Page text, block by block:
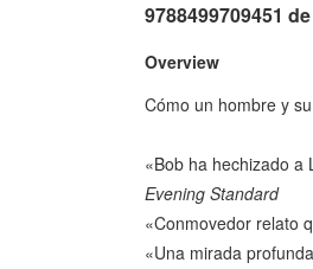
9788499709451
Overview
Cómo un hombre y
«Bob ha hechizado a
Evening Standard
«Conmovedor relato
«Una mirada